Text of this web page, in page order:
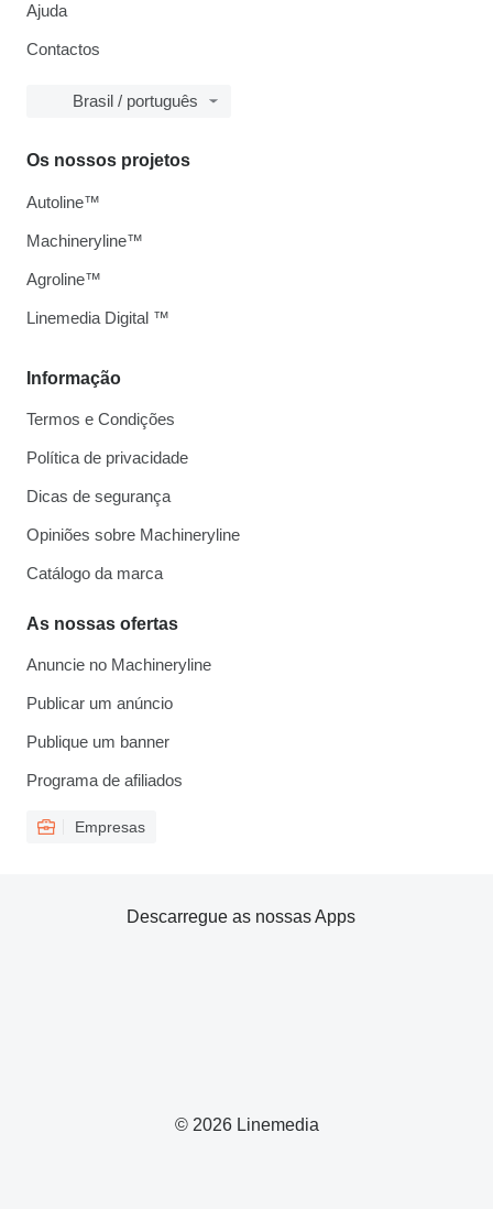
Ajuda
Contactos
Brasil / português
Informação
Termos e Condições
Política de privacidade
Dicas de segurança
Opiniões sobre Machineryline
Catálogo da marca
As nossas ofertas
Anuncie no Machineryline
Publicar um anúncio
Publique um banner
Programa de afiliados
Empresas
Os nossos projetos
Autoline™
Machineryline™
Agroline™
Linemedia Digital ™
© 2026 Linemedia
Descarregue as nossas Apps